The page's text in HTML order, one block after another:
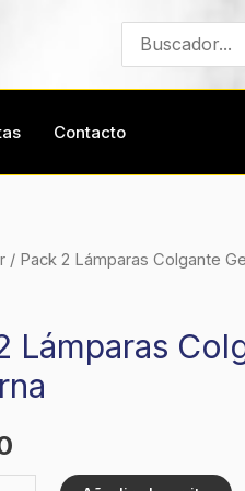
Buscar
por:
Contacto
/ Pack 2 Lámparas Colgante
Lámparas